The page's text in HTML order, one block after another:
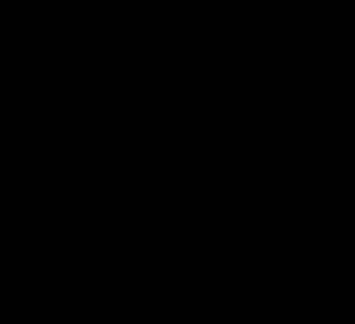
將繼續進行接下來的課程內容。我們
是說，論實質來說二乘聖人他們其實